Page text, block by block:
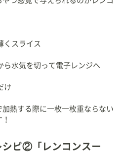
くスライス
水気を切って電子レンジへ
け
熱する際に一枚一枚重ならない
ピ②「レンコンスー